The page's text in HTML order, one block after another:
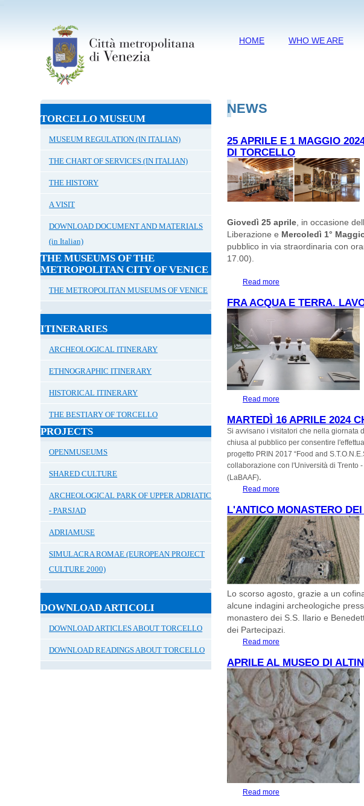
HOME WHO WE ARE
TORCELLO MUSEUM
MUSEUM REGULATION (IN ITALIAN)
THE CHART OF SERVICES (IN ITALIAN)
THE HISTORY
A VISIT
DOWNLOAD DOCUMENT AND MATERIALS
(in Italian)
THE MUSEUMS OF THE
METROPOLITAN CITY OF VENICE
THE METROPOLITAN MUSEUMS OF VENICE
ITINERARIES
ARCHEOLOGICAL ITINERARY
ETHNOGRAPHIC ITINERARY
HISTORICAL ITINERARY
THE BESTIARY OF TORCELLO
PROJECTS
OPENMUSEUMS
SHARED CULTURE
ARCHEOLOGICAL PARK OF UPPER ADRIATIC
- PARSJAD
ADRIAMUSE
SIMULACRA ROMAE (EUROPEAN PROJECT
CULTURE 2000)
DOWNLOAD ARTICOLI
DOWNLOAD ARTICLES ABOUT TORCELLO
DOWNLOAD READINGS ABOUT TORCELLO
NEWS
25 APRILE E 1 MAGGIO
DI TORCELLO
Giovedì 25 aprile , in occasione
Liberazione e Mercoledì 1°
pubblico in via straordinaria con
17.00).
Read more
FRA ACQUA E TERRA.
Read more
MARTEDÌ 16 APRILE 2024
Si avvisano i visitatori che nella giornata
chiusa al pubblico per consentire
progetto PRIN 2017 “Food and
collaborazione con l'Università di Trento
(LaBAAF).
Read more
L'ANTICO MONASTERO
Lo scorso agosto, grazie a un
alcune indagini archeologiche
monastero dei S.S. Ilario e
dei Partecipazi.
Read more
APRILE AL MUSEO DI
Read more